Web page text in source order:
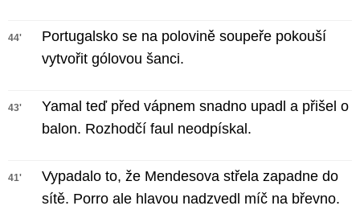
44'
Portugalsko se na polovině soupeře pokouší
vytvořit gólovou šanci.
43'
Yamal teď před vápnem snadno upadl a přišel o
balon. Rozhodčí faul neodpískal.
41'
Vypadalo to, že Mendesova střela zapadne do
sítě. Porro ale hlavou nadzvedl míč na břevno.